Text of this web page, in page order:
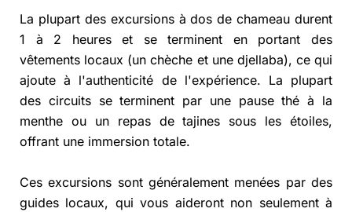
La plupart des excursions à dos de chameau durent
1 à 2 heures et se terminent en portant des
vêtements locaux (un chèche et une djellaba), ce qui
ajoute à l'authenticité de l'expérience. La plupart
des circuits se terminent par une pause thé à la
menthe ou un repas de tajines sous les étoiles,
offrant une immersion totale.
Ces excursions sont généralement menées par des
guides locaux, qui vous aideront non seulement à